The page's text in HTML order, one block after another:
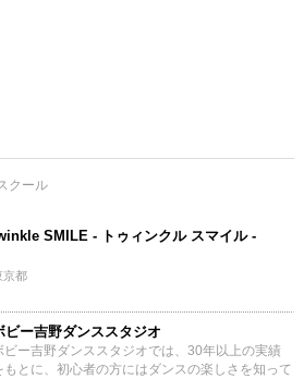
クール
SMILE - トゥィンクル スマイル -
京都
ビー吉野ダンススタジオ
ビー吉野ダンススタジオでは、30年以上の実績
もとに、初心者の方にはダンスの楽しさを知って